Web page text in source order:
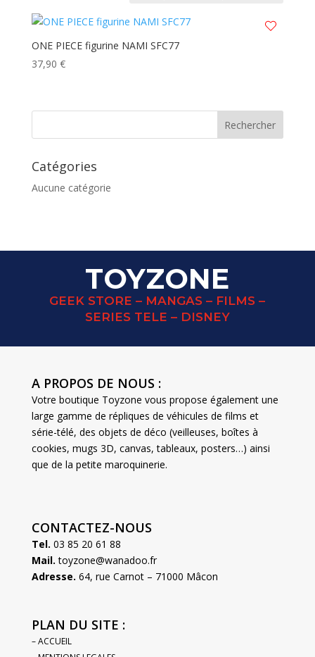
ONE PIECE figurine NAMI SFC77
37,90 €
Catégories
Aucune catégorie
TOYZONE
GEEK STORE – MANGAS – FILMS –
SERIES TELE – DISNEY
A PROPOS DE NOUS :
Votre boutique Toyzone vous propose également une
large gamme de répliques de véhicules de films et
série-télé, des objets de déco (veilleuses, boîtes à
cookies, mugs 3D, canvas, tableaux, posters…) ainsi
que de la petite maroquinerie.
CONTACTEZ-NOUS
Tel. 03 85 20 61 88
Mail. toyzone@wanadoo.fr
Adresse. 64, rue Carnot – 71000 Mâcon
PLAN DU SITE :
– ACCUEIL